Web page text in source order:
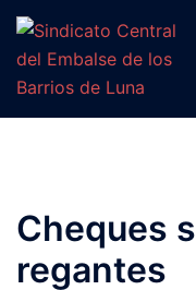
Saltar
contenido
Cheques
regantes